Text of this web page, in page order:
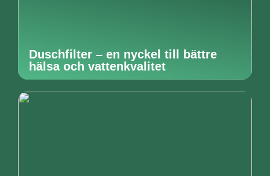
Duschfilter – en nyckel till bättre
hälsa och vattenkvalitet